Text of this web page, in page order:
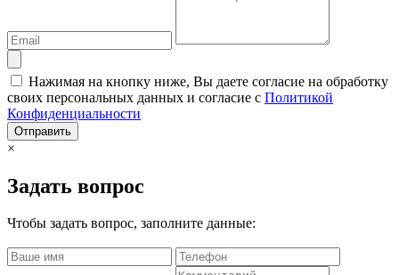
Нажимая на кнопку ниже, Вы даете согласие на обработку
своих персональных данных и согласие с Политикой
Конфиденциальности
Отправить
×
Задать вопрос
Чтобы задать вопрос, заполните данные: